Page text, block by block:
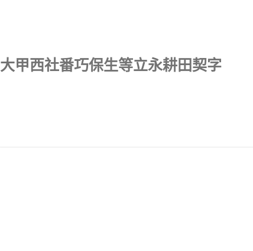
大甲西社番巧保生等立永耕田契字